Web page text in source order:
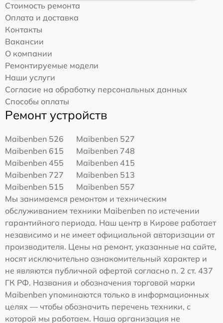
Стоимость ремонта
Оплата и доставка
Контакты
Вакансии
О компании
Ремонтируемые модели
Наши услуги
Согласие на обработку персональных данных
Способы оплаты
Ремонт устройств
Maibenben 526
Maibenben 527
Maibenben 615
Maibenben 748
Maibenben 455
Maibenben 415
Maibenben 727
Maibenben 513
Maibenben 515
Maibenben 557
Мы занимаемся ремонтом и техническим
обслуживанием техники Maibenben по истечении
гарантийного периода. Наш центр в Кирове работает
независимо и не имеет официальной авторизации от
производителя. Цены на ремонт, указанные на сайте,
носят исключительно ознакомительный характер и
не являются публичной офертой согласно п. 2 ст. 437
ГК РФ. Названия и обозначения торговой марки
Maibenben упоминаются только в информационных
целях — чтобы обозначить перечень техники, с
которой мы работаем. Наша организация не